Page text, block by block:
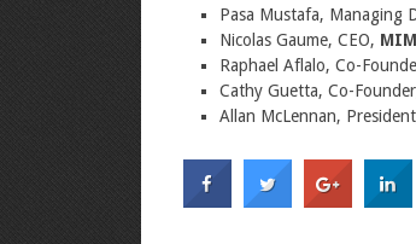
Pasa Mustafa, Managing
Nicolas Gaume, CEO,
Raphael Aflalo, Co-
Cathy Guetta, Co-
Allan McLennan,